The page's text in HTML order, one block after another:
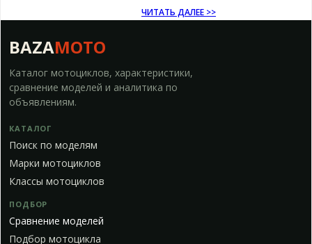
ЧИТАТЬ ДАЛЕЕ >>
BAZAMOTO
Каталог мотоциклов, характеристики,
сравнение моделей и аналитика по
объявлениям.
КАТАЛОГ
Поиск по моделям
Марки мотоциклов
Классы мотоциклов
ПОДБОР
Сравнение моделей
Подбор мотоцикла